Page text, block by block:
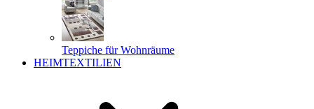
Teppiche für Wohnräume
HEIMTEXTILIEN